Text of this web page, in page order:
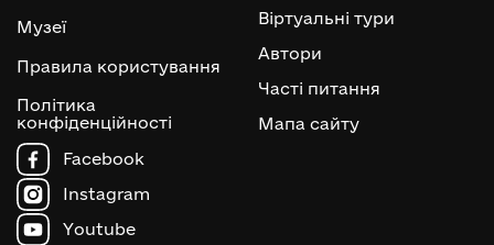
Музеї
Правила користування
Політика
конфіденційності
Віртуальні тури
Автори
Часті питання
Мапа сайту
Facebook
Instagram
Youtube